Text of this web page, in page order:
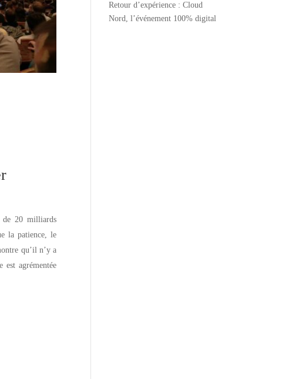
de 20 milliards
la patience, le
qu’il n’y a
agrémentée
Retour d’expérience : Cloud
Nord, l’événement 100% digital